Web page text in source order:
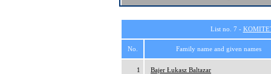
List no. 7 -
No. Family name and given names
1 Bajer Łukasz Baltazar